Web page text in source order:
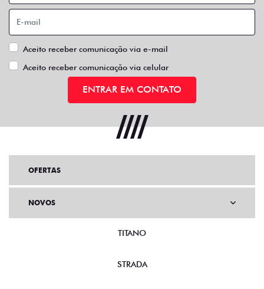
Aceito receber comunicação via e-mail
Aceito receber comunicação via celular
ENTRAR EM CONTATO
OFERTAS
NOVOS
TITANO
STRADA